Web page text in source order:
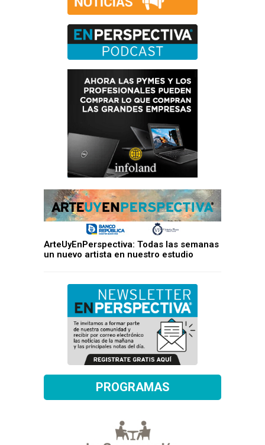
ArteUyEnPerspectiva: Todas las semanas
un nuevo artista en nuestro estudio
PROGRAMAS